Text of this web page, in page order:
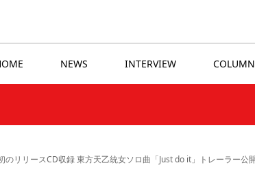
NEWS INTERVIEW COLUMN
のリリースCD収録 東方天乙統女ソロ曲「Just do it」トレーラー公